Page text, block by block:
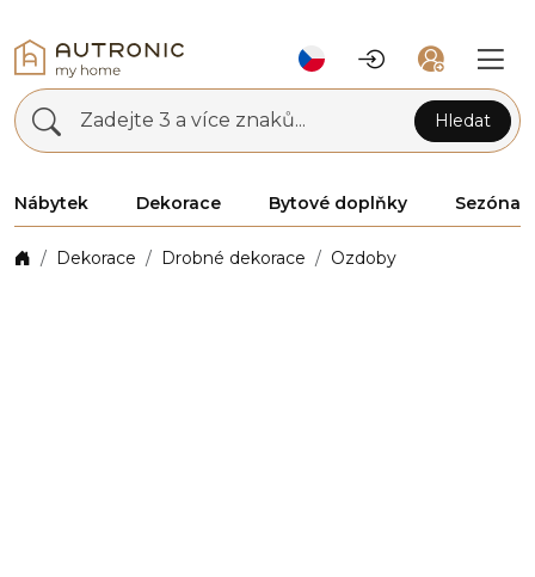
Zadejte 3 a více znaků... Hledat
Nábytek Dekorace Bytové doplňky Sezóna
Dekorace Drobné dekorace Ozdoby